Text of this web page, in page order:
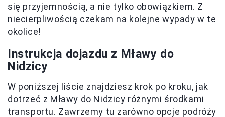
się przyjemnością, a nie tylko obowiązkiem. Z
niecierpliwością czekam na kolejne wypady w te
okolice!
Instrukcja dojazdu z Mławy do
Nidzicy
W poniższej liście znajdziesz krok po kroku, jak
dotrzeć z Mławy do Nidzicy różnymi środkami
transportu. Zawrzemy tu zarówno opcje podróży